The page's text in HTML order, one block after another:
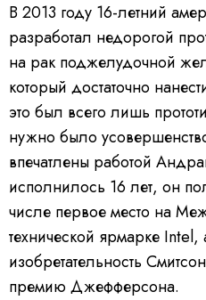
В 2013 году 16-летний
разработал недорогой
на рак поджелудочной
который достаточно
это был всего лишь
нужно было
впечатлены работой
исполнилось 16 лет, он
числе первое место на
технической ярмарке
изобретательность
премию Джефферсона.